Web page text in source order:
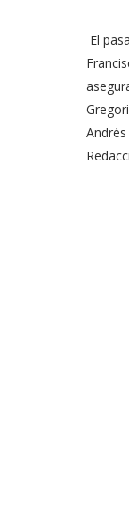
El